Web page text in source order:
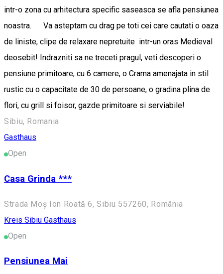
intr-o zona cu arhitectura specific saseasca se afla pensiunea
noastra. Va asteptam cu drag pe toti cei care cautati o oaza
de liniste, clipe de relaxare nepretuite intr-un oras Medieval
deosebit! Indrazniti sa ne treceti pragul, veti descoperi o
pensiune primitoare, cu 6 camere, o Crama amenajata in stil
rustic cu o capacitate de 30 de persoane, o gradina plina de
flori, cu grill si foisor, gazde primitoare si serviabile!
Sibiu, Romania
Gasthaus
Open
Casa Grinda ***
Strada Moș Ion Roată 6, Sibiu 557260, România
Kreis Sibiu Gasthaus
Open
Pensiunea Mai